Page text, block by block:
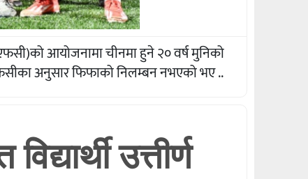
आयोजनामा चीनमा हुने २० वर्ष मुनिको
अनुसार फिफाको निलम्बन नभएको भए ..
उत्तीर्ण